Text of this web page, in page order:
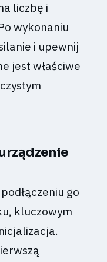
liczbę i
wykonaniu
i upewnij
jest właściwe
go
kluczowym